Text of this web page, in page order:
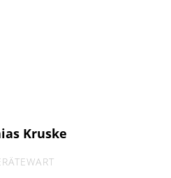
Kruske